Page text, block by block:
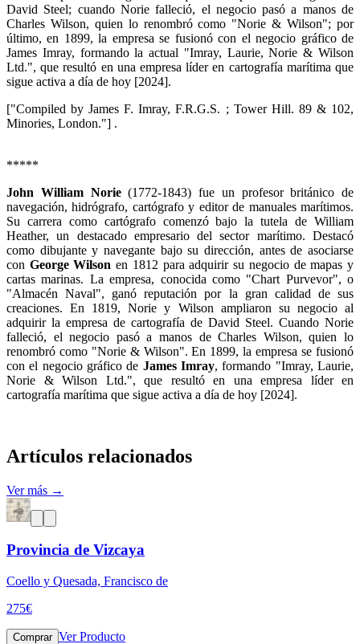
David Steel; cuando Norie falleció, el negocio pasó a manos de
Charles Wilson, quien lo renombró como "Norie & Wilson"; por
último, en 1899, la empresa se fusionó con el negocio gráfico de
James Imray, formando la actual "Imray, Laurie, Norie & Wilson
Ltd.", que resultó en una empresa líder en cartografía marítima que
sigue activa a día de hoy [2024].
["Compiled by James F. Imray, F.R.G.S. ; Tower Hill. 89 & 102,
Minories, London."] .
*****
John William Norie(1772-1843) fue un profesor británico de
navegación, hidrógrafo, cartógrafo y editor de manuales marítimos.
Su carrera como cartógrafo comenzó bajo la tutela de William
Heather, un destacado empresario del sector marítimo. Destacó
como dibujante y navegante bajo su dirección, antes de asociarse
con George Wilson en 1812 para adquirir su negocio de mapas y
cartas marinas. La empresa, conocida como "Chart Purvevor", o
"Almacén Naval", ganó reputación por la gran calidad de sus
creaciones. En 1819, Norie y Wilson ampliaron su negocio al
adquirir la empresa de cartografía de David Steel. Cuando Norie
falleció, el negocio pasó a manos de Charles Wilson, quien lo
renombró como "Norie & Wilson". En 1899, la empresa se fusionó
con el negocio gráfico de James Imray, formando "Imray, Laurie,
Norie & Wilson Ltd.", que resultó en una empresa líder en
cartografía marítima que sigue activa a día de hoy [2024].
Artículos relacionados
Ver más →
Provincia de Vizcaya
Coello y Quesada, Francisco de
275€
Comprar Ver Producto